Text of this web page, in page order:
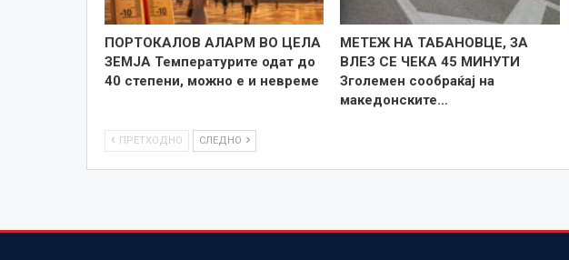
ПОРТОКАЛОВ АЛАРМ ВО ЦЕЛА
ЗЕМЈА Температурите одат до
40 степени, можно е и невреме
МЕТЕЖ НА ТАБАНОВЦЕ, ЗА
ВЛЕЗ СЕ ЧЕКА 45 МИНУТИ
Зголемен сообраќај на
македонските…
ПРЕТХОДНО СЛЕДНО